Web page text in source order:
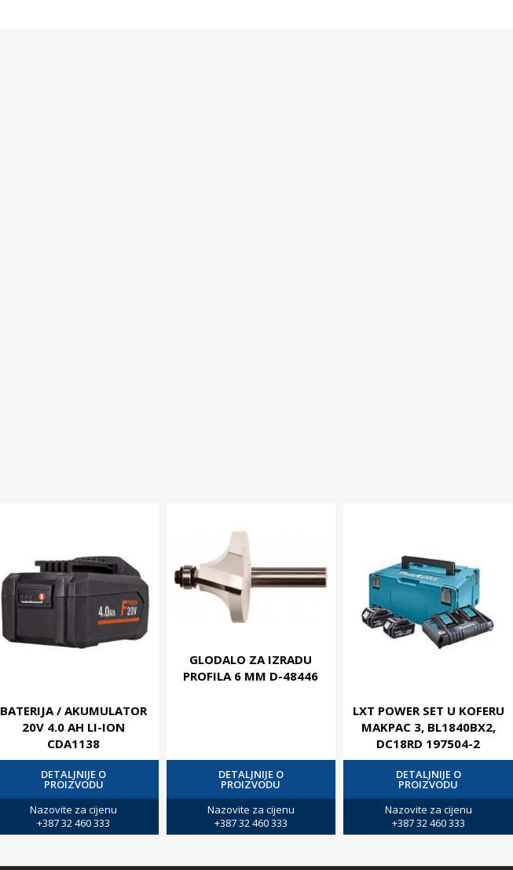
BATERIJA / AKUMULATOR
20V 4.0 AH LI-ION
CDA1138
DETALJNIJE O
PROIZVODU
Nazovite za cijenu
+387 32 460 333
GLODALO ZA IZRADU
PROFILA 6 MM D-48446
DETALJNIJE O
PROIZVODU
Nazovite za cijenu
+387 32 460 333
LXT POWER SET U KOFERU
MAKPAC 3, BL1840BX2,
DC18RD 197504-2
DETALJNIJE O
PROIZVODU
Nazovite za cijenu
+387 32 460 333